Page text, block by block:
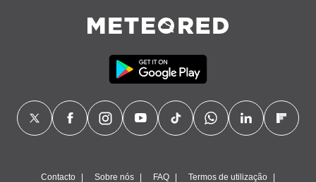
Contacto Sobre nós FAQ Termos de utilização